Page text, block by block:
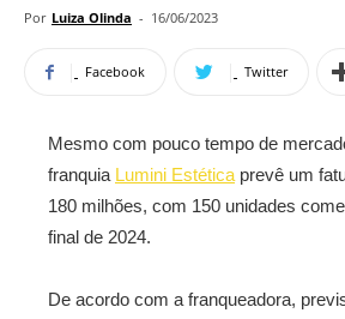
Por Luiza Olinda - 16/06/2023
Facebook Twitter
Mesmo com pouco tempo de
franquia Lumini Estética prevê um
180 milhões, com 150 unidades
final de 2024.
De acordo com a franqueadora,